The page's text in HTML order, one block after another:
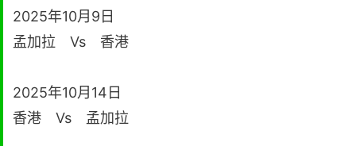
2025年10月9日
孟加拉 Vs 香港
2025年10月14日
香港 Vs 孟加拉